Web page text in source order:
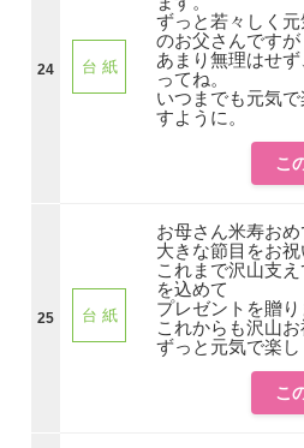
24 台 紙
ずっと若々しく
のお父さんですが
あまり無理はせ
ってね。
いつまでも元気
すように。
こ
25 台 紙
お母さん米寿おめ
大きな節目をお祝
これまで沢山支
を込めて
プレゼントを贈り
これからも沢山お
ずっと元気で楽し
こ